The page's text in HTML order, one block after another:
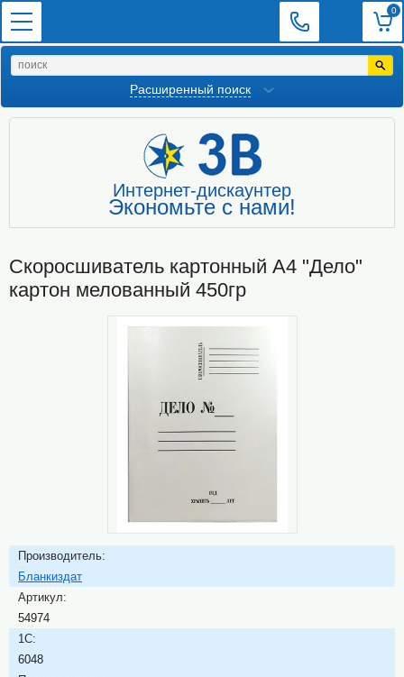
0
Расширенный поиск
Интернет-дискаунтер
Экономьте с нами!
Скоросшиватель картонный А4 "Дело"
картон мелованный 450гр
Производитель:
Бланкиздат
Артикул:
54974
1C:
6048